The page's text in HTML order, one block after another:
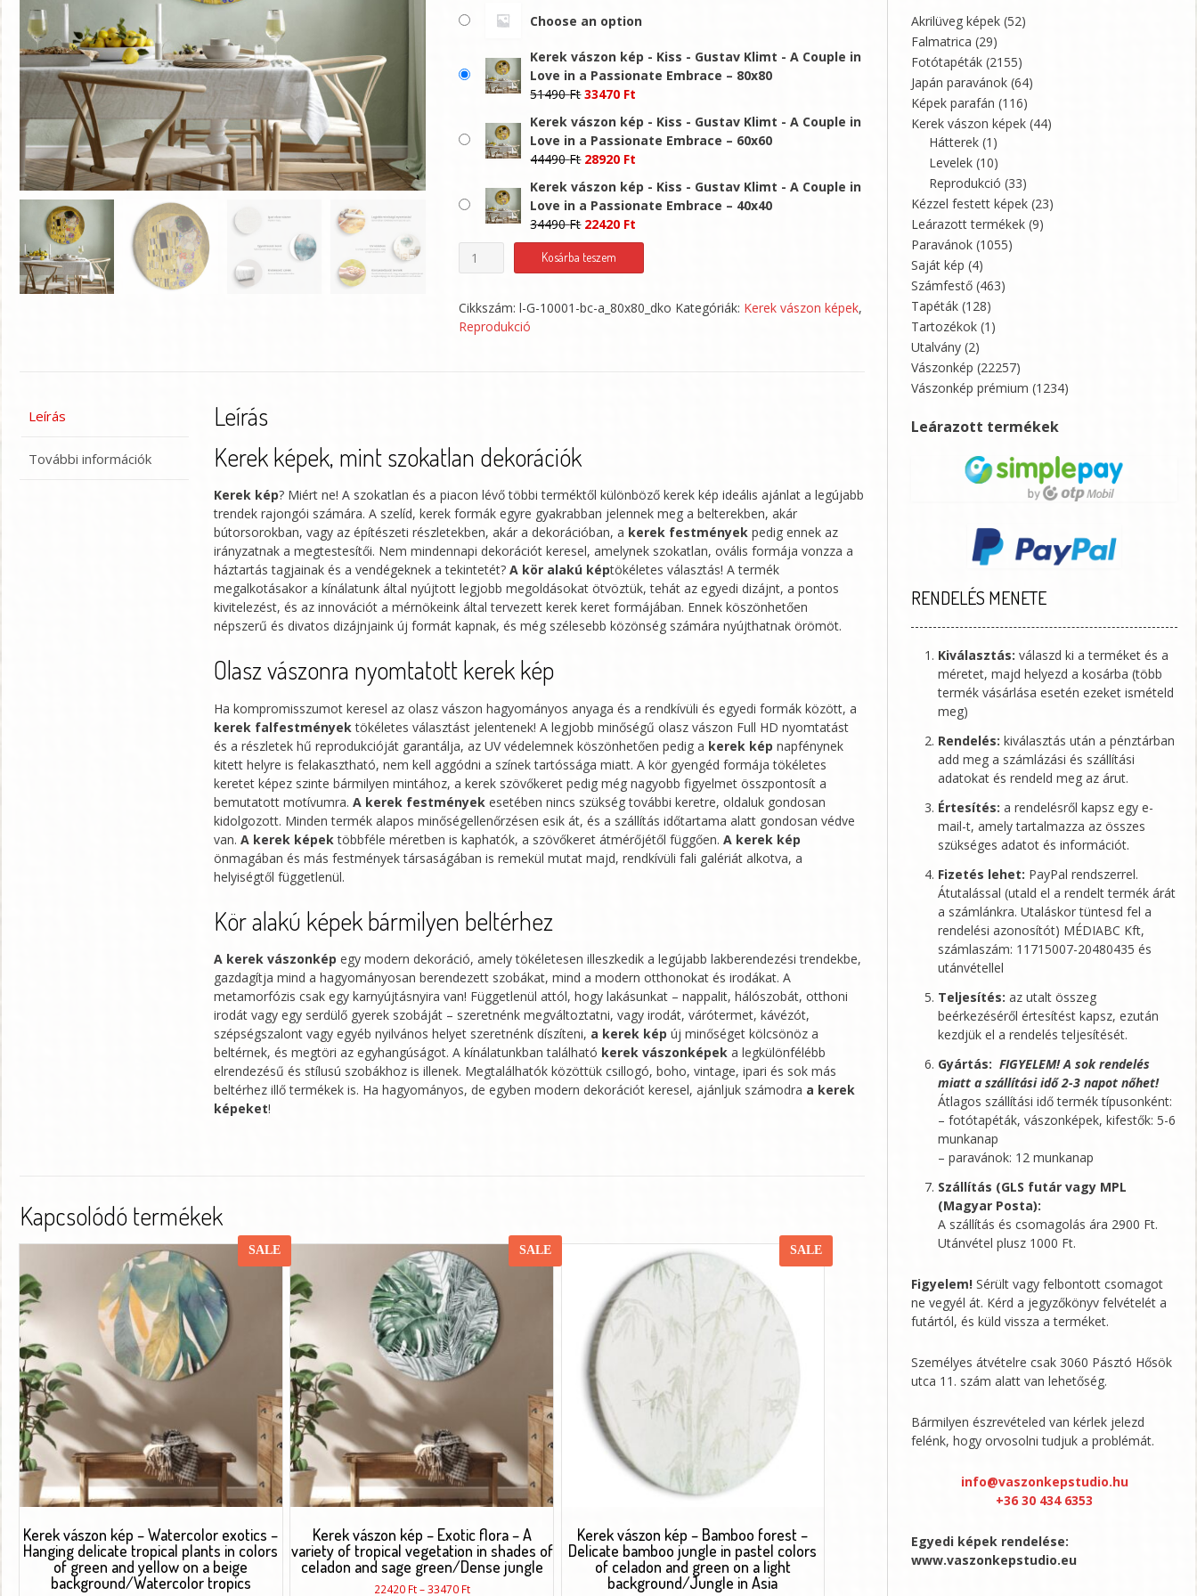
33470 Ft
Choose an option
Kerek vászon kép - Kiss - Gustav Klimt - A Couple in
Love in a Passionate Embrace – 80x80
51490FtOriginal
was:
51490 Ft.
33470 Ft
is:
33470 Ft.
Kerek vászon kép - Kiss - Gustav Klimt - A Couple in
Love in a Passionate Embrace – 60x60
44490Ft Original
was:
44490 Ft.
28920 Ft
is:
28920 Ft.
Kerek vászon kép - Kiss - Gustav Klimt - A Couple in
Love in a Passionate Embrace – 40x40
34490Ft Original
price
was:
34490 Ft.
22420 Ft
price
22420 Ft.
Kerek
vászon
kép
-
A
Couple
in
Love
in
a
Passionate
Embrace
mennyiség
Kosárba teszem
Cikkszám:l-G-10001-bc-a_80x80_dko Kategóriák: Kerek vászon képek,
Reprodukció
Leírás
További információk
Leírás
Kerek képek, mint szokatlan dekorációk
Kerek kép? Miért ne! A szokatlan és a piacon lévő többi terméktől különböző kerek kép ideális ajánlat a legújabb
trendek rajongói számára. A szelíd, kerek formák egyre gyakrabban jelennek meg a belterekben, akár
bútorsorokban, vagy az építészeti részletekben, akár a dekorációban, a kerek festmények pedig ennek az
irányzatnak a megtestesítői. Nem mindennapi dekorációt keresel, amelynek szokatlan, ovális formája vonzza a
háztartás tagjainak és a vendégeknek a tekintetét?A kör alakú képtökéletes választás! A termék
megalkotásakor a kínálatunk által nyújtott legjobb megoldásokat ötvöztük, tehát az egyedi dizájnt, a pontos
kivitelezést, és az innovációt a mérnökeink által tervezett kerek keret formájában. Ennek köszönhetően
népszerű és divatos dizájnjaink új formát kapnak, és még szélesebb közönség számára nyújthatnak örömöt.
Olasz vászonra nyomtatott kerek kép
Ha kompromisszumot keresel az olasz vászon hagyományos anyaga és a rendkívüli és egyedi formák között, a
kerek falfestmények tökéletes választást jelentenek! A legjobb minőségű olasz vászon Full HD nyomtatást
és a részletek hű reprodukcióját garantálja, az UV védelemnek köszönhetően pedig a kerek kép napfénynek
kitett helyre is felakasztható, nem kell aggódni a színek tartóssága miatt. A kör gyengéd formája tökéletes
keretet képez szinte bármilyen mintához, a kerek szövőkeret pedig még nagyobb figyelmet összpontosít a
bemutatott motívumra.A kerek festmények esetében nincs szükség további keretre, oldaluk gondosan
kidolgozott. Minden termék alapos minőségellenőrzésen esik át, és a szállítás időtartama alatt gondosan védve
van.A kerek képek többféle méretben is kaphatók, a szövőkeret átmérőjétől függően.A kerek kép
önmagában és más festmények társaságában is remekül mutat majd, rendkívüli fali galériát alkotva, a
helyiségtől függetlenül.
Kör alakú képek bármilyen beltérhez
A kerek vászonkép egy modern dekoráció, amely tökéletesen illeszkedik a legújabb lakberendezési trendekbe,
gazdagítja mind a hagyományosan berendezett szobákat, mind a modern otthonokat és irodákat. A
metamorfózis csak egy karnyújtásnyira van! Függetlenül attól, hogy lakásunkat – nappalit, hálószobát, otthoni
irodát vagy egy serdülő gyerek szobáját – szeretnénk megváltoztatni, vagy irodát, várótermet, kávézót,
szépségszalont vagy egyéb nyilvános helyet szeretnénk díszíteni, a kerek kép új minőséget kölcsönöz a
beltérnek, és megtöri az egyhangúságot. A kínálatunkban található kerek vászonképek a legkülönfélébb
elrendezésű és stílusú szobákhoz is illenek. Megtalálhatók közöttük csillogó, boho, vintage, ipari és sok más
beltérhez illő termékek is. Ha hagyományos, de egyben modern dekorációt keresel, ajánljuk számodra a kerek
képeket!
Kapcsolódó termékek
SALE
Kerek vászon kép – Watercolor exotics –
Hanging delicate tropical plants in colors
of green and yellow on a beige
background/Watercolor tropics
SALE
Kerek vászon kép – Exotic flora – A
variety of tropical vegetation in shades of
celadon and sage green/Dense jungle
22420 Ft–33470 FtÁrtartomány:
SALE
Kerek vászon kép – Bamboo forest –
Delicate bamboo jungle in pastel colors
of celadon and green on a light
background/Jungle in Asia
Akrilüveg képek (52)
Falmatrica (29)
Fotótapéták (2155)
Japán paravánok (64)
Képek parafán (116)
Kerek vászon képek (44)
Hátterek (1)
Levelek (10)
Reprodukció (33)
Kézzel festett képek (23)
Leárazott termékek (9)
Paravánok (1055)
Saját kép (4)
Számfestő (463)
Tapéták (128)
Tartozékok (1)
Utalvány (2)
Vászonkép (22257)
Vászonkép prémium (1234)
Leárazott termékek
RENDELÉS MENETE
Kiválasztás: válaszd ki a terméket és a
méretet, majd helyezd a kosárba (több
termék vásárlása esetén ezeket ismételd
meg)
Rendelés: kiválasztás után a pénztárban
add meg a számlázási és szállítási
adatokat és rendeld meg az árut.
Értesítés: a rendelésről kapsz egy e-
mail-t, amely tartalmazza az összes
szükséges adatot és információt.
Fizetés lehet: PayPal rendszerrel.
Átutalással (utald el a rendelt termék árát
a számlánkra. Utaláskor tüntesd fel a
rendelési azonosítót) MÉDIABC Kft,
számlaszám: 11715007-20480435 és
utánvétellel
Teljesítés: az utalt összeg
beérkezéséről értesítést kapsz, ezután
kezdjük el a rendelés teljesítését.
Gyártás: FIGYELEM! A sok rendelés
miatt a szállítási idő 2-3 napot nőhet!
Átlagos szállítási idő termék típusonként:
– fotótapéták, vászonképek, kifestők: 5-6
munkanap
– paravánok: 12 munkanap
Szállítás (GLS futár vagy MPL
(Magyar Posta):
A szállítás és csomagolás ára 2900 Ft.
Utánvétel plusz 1000 Ft.
Figyelem! Sérült vagy felbontott csomagot
ne vegyél át. Kérd a jegyzőkönyv felvételét a
futártól, és küld vissza a terméket.
Személyes átvételre csak 3060 Pásztó Hősök
utca 11. szám alatt van lehetőség.
Bármilyen észrevételed van kérlek jelezd
felénk, hogy orvosolni tudjuk a problémát.
info@vaszonkepstudio.hu
+36 30 434 6353
Egyedi képek rendelése:
www.vaszonkepstudio.eu